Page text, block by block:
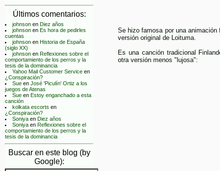
Últimos comentarios:
johnson en Diez años
johnson en Es hora de pedirles
cuentas
johnson en Historia de España
(siglo XX)
johnson en Reflexiones sobre el
comportamiento de los perros y la
tesis de la dominancia
Yahoo Mail Customer Service en
¿Conspiración?
Sue en José 'Piculín' Ortiz a los
juegos de Atenas
Sue en Estoy enganchado a esta
canción
kolkata escorts en
¿Conspiración?
Soniya en Diez años
Soniya en Reflexiones sobre el
comportamiento de los perros y la
tesis de la dominancia
Buscar en este blog (by
Google):
Se hizo famosa por una
versión original de Loituma.
Es una canción tradicional
otra versión menos "lujosa":